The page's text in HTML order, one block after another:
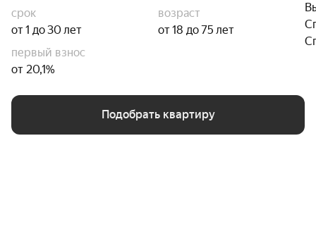
срок
от 1 до 30 лет
возраст
от 18 до 75 лет
первый взнос
от 20,1%
Подобрать квартиру